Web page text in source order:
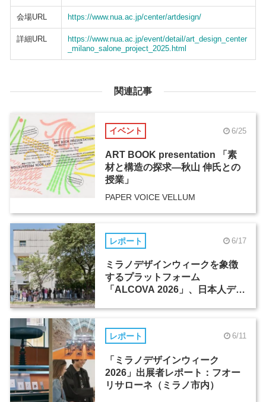
会場URL https://www.nua.ac.jp/center/artdesign/
詳細URL
https://www.nua.ac.jp/event/detail/art_design_center
_milano_salone_project_2025.html
関連記事
イベント 6/25
ART BOOK presentation 「素
材と構造の探求―秋山 伸氏との
授業」
PAPER VOICE VELLUM
レポート 6/17
ミラノデザインウィークを象徴
するプラットフォーム
「ALCOVA 2026」、日本人デザ
レポート 6/11
「ミラノデザインウィーク
2026」出展者レポート：フオー
リサローネ（ミラノ市内）